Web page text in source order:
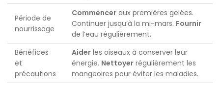
Période de
nourrissage
Commencer aux premières gelées.
Continuer jusqu’à la mi-mars. Fournir
de l’eau régulièrement.
Bénéfices
et
précautions
Aider les oiseaux à conserver leur
énergie. Nettoyer régulièrement les
mangeoires pour éviter les maladies.